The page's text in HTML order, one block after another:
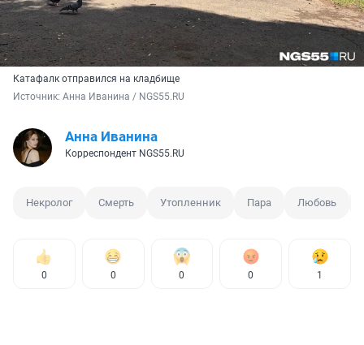
Катафалк отправился на кладбище
Источник: Анна Иванина / NGS55.RU
Анна Иванина
Корреспондент NGS55.RU
Некролог Смерть Утопленник Пара Любовь
0 0 0 0 1